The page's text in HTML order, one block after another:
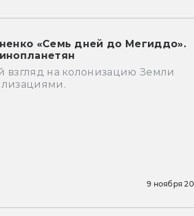
«Семь дней до Мегиддо».
взгляд на колонизацию Земли
9 ноября